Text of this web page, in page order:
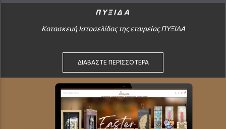
ΠΥΞΙΔΑ
Κατασκευή Ιστοσελίδας της εταιρείας ΠΥΞΙΔΑ
ΔΙΑΒΑΣΤΕ ΠΕΡΙΣΣΟΤΕΡΑ